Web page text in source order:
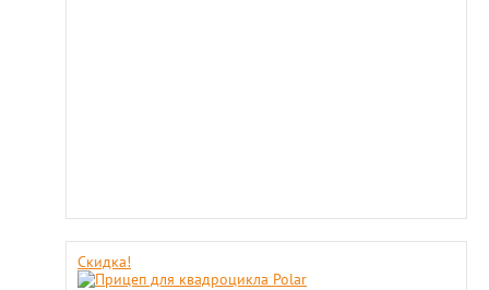
Скидка!